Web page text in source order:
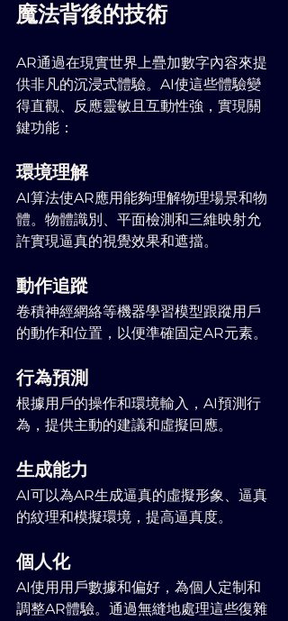
魔法背後的技術
AR通過在現實世界上疊加數字內容來提
供非凡的沉浸式體驗。AI使這些體驗變
得直觀、反應靈敏且互動性強，實現關
鍵功能：
環境理解
AI算法使AR應用能夠理解物理場景和物
體。物體識別、平面檢測和三維映射允
許實現逼真的視覺效果和遮擋。
動作追蹤
卷積神經網絡等機器學習模型跟蹤用戶
的動作和位置，以便準確固定AR元素。
行為預測
根據用戶的操作和環境輸入，AI預測行
為，提供主動的建議和虛擬回應。
生成能力
AI可以為AR生成逼真的虛擬形象、逼真
的紋理和模擬環境，提高逼真度。
個人化
AI使用用戶數據和偏好，為個人定制和
調整AR體驗。通過無縫地處理這些復雜